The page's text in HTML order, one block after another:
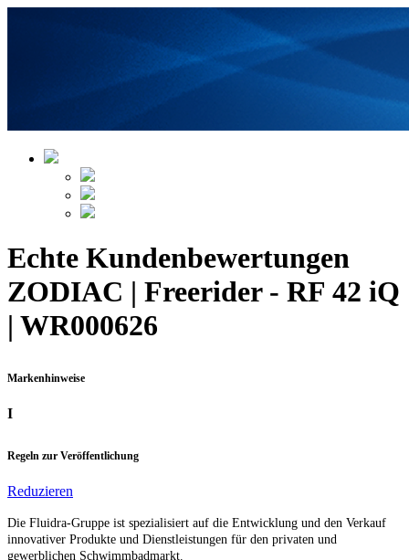
Echte Kundenbewertungen
ZODIAC | Freerider - RF 42 iQ
| WR000626
Markenhinweise
I
Regeln zur Veröffentlichung
Reduzieren
Die Fluidra-Gruppe ist spezialisiert auf die Entwicklung und den Verkauf
innovativer Produkte und Dienstleistungen für den privaten und
gewerblichen Schwimmbadmarkt.